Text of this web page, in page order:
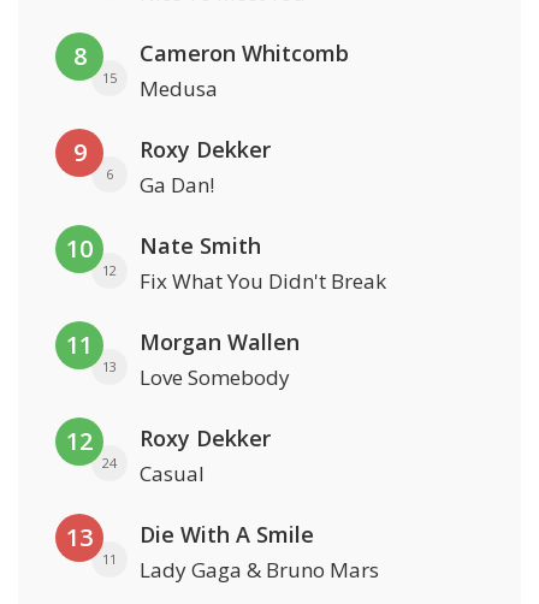
8
15
Cameron Whitcomb
Medusa
9
6
Roxy Dekker
Ga Dan!
10
12
Nate Smith
Fix What You Didn't Break
11
13
Morgan Wallen
Love Somebody
12
24
Roxy Dekker
Casual
13
11
Die With A Smile
Lady Gaga & Bruno Mars